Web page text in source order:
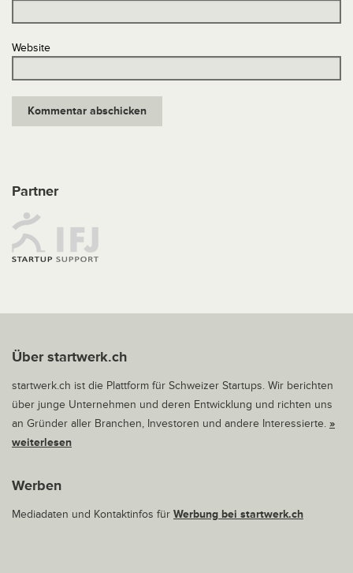
Website
Partner
Über startwerk.ch
startwerk.ch ist die Plattform für Schweizer Startups. Wir berichten
über junge Unternehmen und deren Entwicklung und richten uns
an Gründer aller Branchen, Investoren und andere Interessierte. »
weiterlesen
Werben
Mediadaten und Kontaktinfos für Werbung bei startwerk.ch